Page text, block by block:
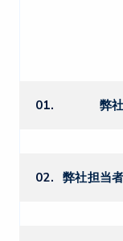
01. 弊
02. 弊社担当